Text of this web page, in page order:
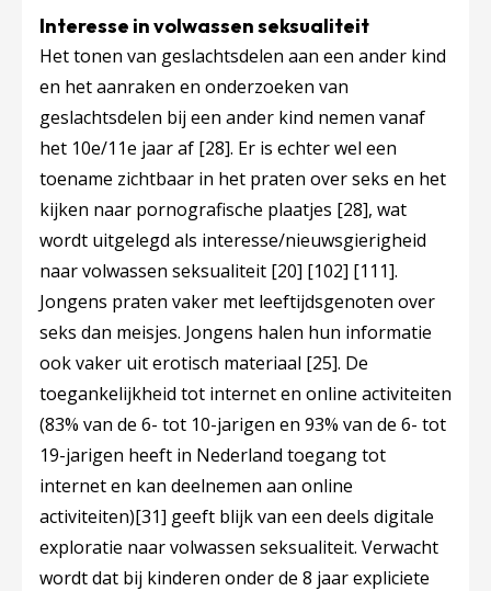
Interesse in volwassen seksualiteit
Het tonen van geslachtsdelen aan een ander kind
en het aanraken en onderzoeken van
geslachtsdelen bij een ander kind nemen vanaf
het 10e/11e jaar af [28]. Er is echter wel een
toename zichtbaar in het praten over seks en het
kijken naar pornografische plaatjes [28], wat
wordt uitgelegd als interesse/nieuwsgierigheid
naar volwassen seksualiteit [20] [102] [111].
Jongens praten vaker met leeftijdsgenoten over
seks dan meisjes. Jongens halen hun informatie
ook vaker uit erotisch materiaal [25]. De
toegankelijkheid tot internet en online activiteiten
(83% van de 6- tot 10-jarigen en 93% van de 6- tot
19-jarigen heeft in Nederland toegang tot
internet en kan deelnemen aan online
activiteiten)[31] geeft blijk van een deels digitale
exploratie naar volwassen seksualiteit. Verwacht
wordt dat bij kinderen onder de 8 jaar expliciete